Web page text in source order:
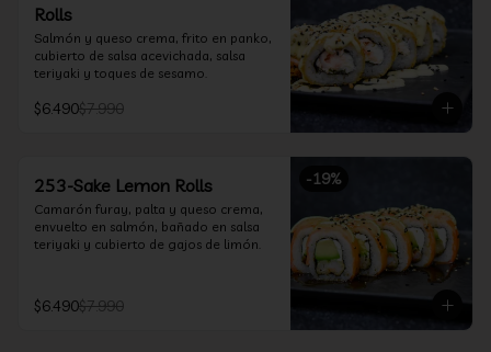
Rolls
Salmón y queso crema, frito en panko,
cubierto de salsa acevichada, salsa
teriyaki y toques de sesamo.
$6.490$7.990
-19%
253-Sake Lemon Rolls
Camarón furay, palta y queso crema,
envuelto en salmón, bañado en salsa
teriyaki y cubierto de gajos de limón.
$6.490$7.990